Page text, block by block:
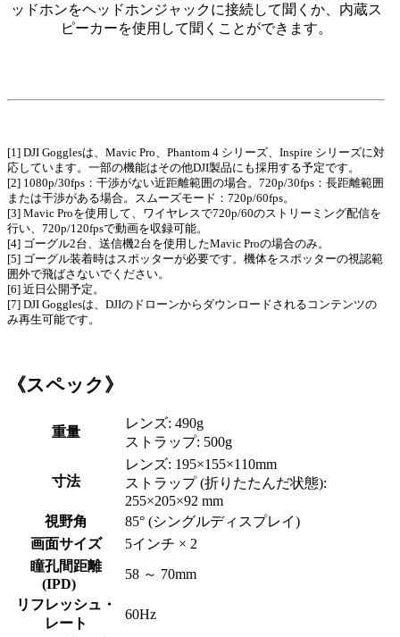
ッドホンをヘッドホンジャックに接続して聞くか、内蔵ス
ピーカーを使用して聞くことができます。
[1] DJI Gogglesは、Mavic Pro、Phantom 4 シリーズ、Inspire シリーズに対
応しています。一部の機能はその他DJI製品にも採用する予定です。
[2] 1080p/30fps：干渉がない近距離範囲の場合。720p/30fps：長距離範囲
または干渉がある場合。スムーズモード：720p/60fps。
[3] Mavic Proを使用して、ワイヤレスで720p/60のストリーミング配信を
行い、720p/120fpsで動画を収録可能。
[4] ゴーグル2台、送信機2台を使用したMavic Proの場合のみ。
[5] ゴーグル装着時はスポッターが必要です。機体をスポッターの視認範
囲外で飛ばさないでください。
[6] 近日公開予定。
[7] DJI Gogglesは、DJIのドローンからダウンロードされるコンテンツの
み再生可能です。
《スペック》
重量
レンズ: 490g
ストラップ: 500g
寸法
レンズ: 195×155×110mm
ストラップ (折りたたんだ状態):
255×205×92 mm
視野角
85° (シングルディスプレイ)
画面サイズ
5インチ × 2
瞳孔間距離
(IPD)
58 ～ 70mm
リフレッシュ・
レート
60Hz